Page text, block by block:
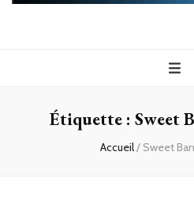
Étiquette : Sweet
Accueil/ Sweet